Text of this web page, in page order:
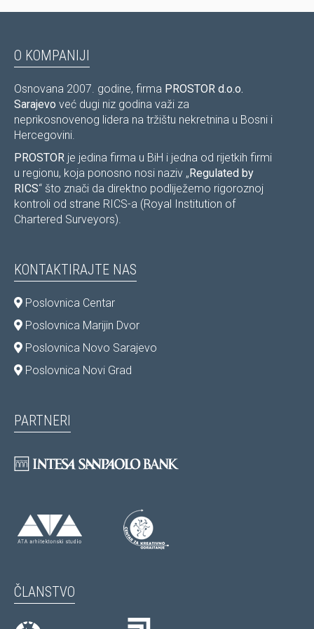
kupoprodajnog ugovora.
O KOMPANIJI
Osnovana 2007. godine, firma PROSTOR d.o.o.
Sarajevo već dugi niz godina važi za
neprikosnovenog lidera na tržištu nekretnina u Bosni i
Hercegovini.
PROSTOR je jedina firma u BiH i jedna od rijetkih firmi
u regionu, koja ponosno nosi naziv „Regulated by
RICS“ što znači da direktno podliježemo rigoroznoj
kontroli od strane RICS-a (Royal Institution of
Chartered Surveyors).
KONTAKTIRAJTE NAS
Poslovnica Centar
Poslovnica Marijin Dvor
Poslovnica Novo Sarajevo
Poslovnica Novi Grad
PARTNERI
ČLANSTVO